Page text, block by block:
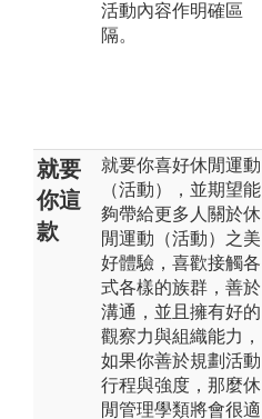
活動內容作明確區
隔。
就要
你這
款
就要你喜好休閒運動
（活動），並期望能
夠帶給更多人關於休
閒運動（活動）之美
好體驗，喜歡接觸各
式各樣的族群，善於
溝通，並且擁有好的
觀察力與組織能力，
如果你善於規劃活動
行程與強度，那麼休
閒管理學類將會很適